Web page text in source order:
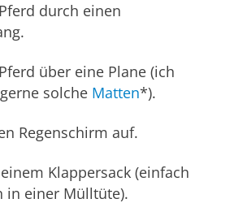
durch einen
über eine Plane (ich
solche Matten*).
Regenschirm auf.
Klappersack (einfach
in einer Mülltüte).